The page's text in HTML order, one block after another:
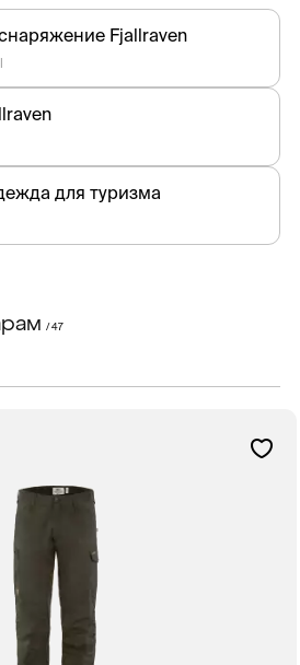
Fjallraven
для туризма
/ 47